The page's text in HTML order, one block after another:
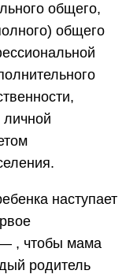
общего,
общего
личной
наступает
— , чтобы мама
родитель